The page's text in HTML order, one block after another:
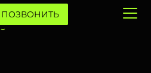
ПОЗВОНИТЬ